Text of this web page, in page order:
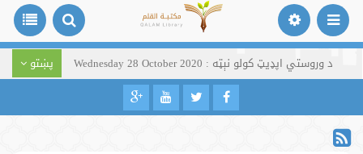
د وروستي اپډیټ کولو نېټه : Wednesday 28 October 2020 پښتو